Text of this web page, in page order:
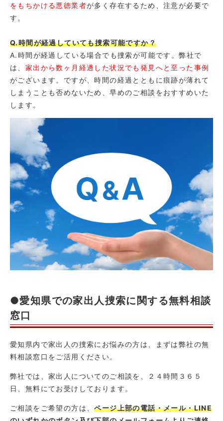
をもちかける悪徳業者が多く存在するため、注意が必要で
す。
Q.時間が経過していても捜索可能ですか？
A.時間が経過している場合でも捜索が可能です。弊社で
は、 家出から数ヶ月経過した状況でも発見へと至った事例
がございます。ですが、時間の経過とともに痕跡が薄れて
しまうことも否めないため、早めのご相談をおすすめいた
します。
●愛知県での家出人捜索に関する無料相談
窓口
愛知県内で家出人の捜索にお悩みの方は、まずは弊社の無
料相談窓口をご活用ください。
弊社では、家出人についてのご相談を、２４時間３６５
日、無料にてお受けしております。
ご相談をご希望の方は、ページ上部の電話・メール・LINE